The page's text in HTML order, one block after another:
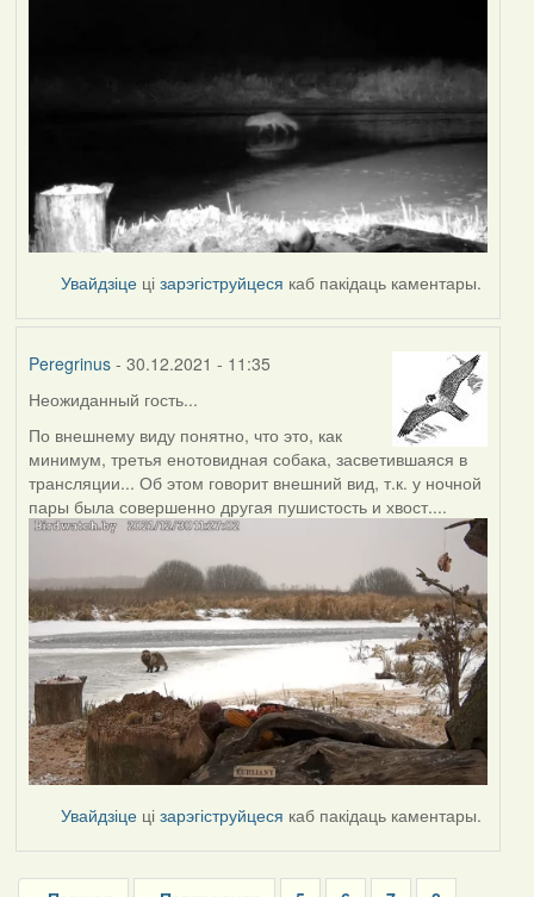
Увайдзіце цізарэгіструйцеся каб пакідаць каментары.
Peregrinus- 30.12.2021 - 11:35
Неожиданный гость...
По внешнему виду понятно, что это, как
минимум, третья енотовидная собака, засветившаяся в
трансляции... Об этом говорит внешний вид, т.к. у ночной
пары была совершенно другая пушистость и хвост....
Увайдзіце цізарэгіструйцеся каб пакідаць каментары.
Pagination